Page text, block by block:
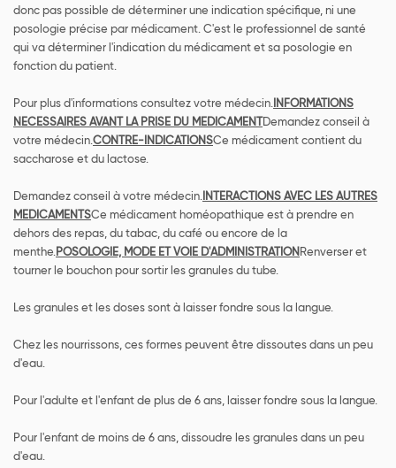
donc pas possible de déterminer une indication spécifique, ni une
posologie précise par médicament. C'est le professionnel de santé
qui va déterminer l'indication du médicament et sa posologie en
fonction du patient.
Pour plus d'informations consultez votre médecin. INFORMATIONS
NECESSAIRES AVANT LA PRISE DU MEDICAMENTDemandez conseil à
votre médecin.CONTRE-INDICATIONSCe médicament contient du
saccharose et du lactose.
Demandez conseil à votre médecin. INTERACTIONS AVEC LES AUTRES
MEDICAMENTSCe médicament homéopathique est à prendre en
dehors des repas, du tabac, du café ou encore de la
menthe.POSOLOGIE, MODE ET VOIE D'ADMINISTRATION Renverser et
tourner le bouchon pour sortir les granules du tube.
Les granules et les doses sont à laisser fondre sous la langue.
Chez les nourrissons, ces formes peuvent être dissoutes dans un peu
d'eau.
Pour l'adulte et l'enfant de plus de 6 ans, laisser fondre sous la langue.
Pour l'enfant de moins de 6 ans, dissoudre les granules dans un peu
d'eau.